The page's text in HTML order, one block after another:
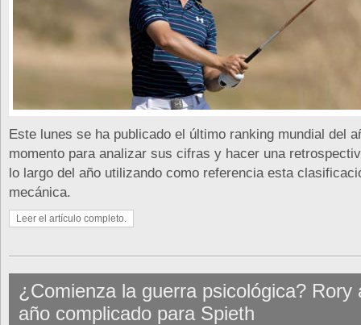
Este lunes se ha publicado el último ranking mundial del
momento para analizar sus cifras y hacer una
lo largo del año utilizando como referencia esta
mecánica.
Leer el artículo completo.
¿Comienza la guerra psicológica? Rory
año complicado para Spieth